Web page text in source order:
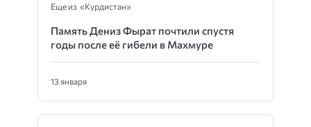
Еще из «Курдистан»
Память Дениз Фырат почтили спустя
годы после её гибели в Махмуре
13 января